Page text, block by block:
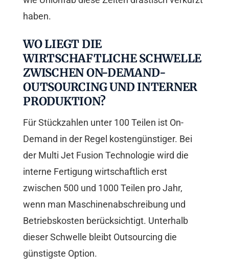
haben.
WO LIEGT DIE
WIRTSCHAFTLICHE SCHWELLE
ZWISCHEN ON-DEMAND-
OUTSOURCING UND INTERNER
PRODUKTION?
Für Stückzahlen unter 100 Teilen ist On-
Demand in der Regel kostengünstiger. Bei
der Multi Jet Fusion Technologie wird die
interne Fertigung wirtschaftlich erst
zwischen 500 und 1000 Teilen pro Jahr,
wenn man Maschinenabschreibung und
Betriebskosten berücksichtigt. Unterhalb
dieser Schwelle bleibt Outsourcing die
günstigste Option.